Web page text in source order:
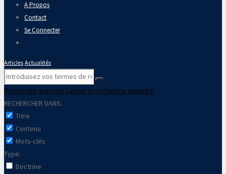
A Propos
Contact
Se Connecter
Articles Actualités
Recherche avancée Cacher la recherche avancée
RECHERCHER DANS:
Titre
Contenu
Mots-clés
Type:
Doctrine